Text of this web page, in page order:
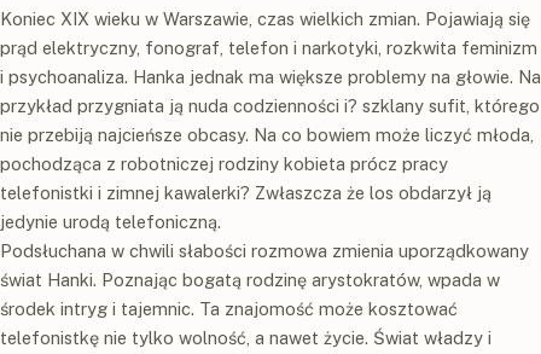
Koniec XIX wieku w Warszawie, czas wielkich zmian. Pojawiają się
prąd elektryczny, fonograf, telefon i narkotyki, rozkwita feminizm
i psychoanaliza. Hanka jednak ma większe problemy na głowie. Na
przykład przygniata ją nuda codzienności i? szklany sufit, którego
nie przebiją najcieńsze obcasy. Na co bowiem może liczyć młoda,
pochodząca z robotniczej rodziny kobieta prócz pracy
telefonistki i zimnej kawalerki? Zwłaszcza że los obdarzył ją
jedynie urodą telefoniczną.
Podsłuchana w chwili słabości rozmowa zmienia uporządkowany
świat Hanki. Poznając bogatą rodzinę arystokratów, wpada w
środek intryg i tajemnic. Ta znajomość może kosztować
telefonistkę nie tylko wolność, a nawet życie. Świat władzy i